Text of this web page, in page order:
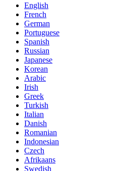
English
French
German
Portuguese
Spanish
Russian
Japanese
Korean
Arabic
Irish
Greek
Turkish
Italian
Danish
Romanian
Indonesian
Czech
Afrikaans
Swedish